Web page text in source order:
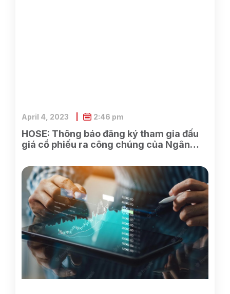
HOSE: Thông báo đăng ký tham gia đấu
giá cổ phiếu ra công chúng của Ngân
April 4, 2023 2:46 pm